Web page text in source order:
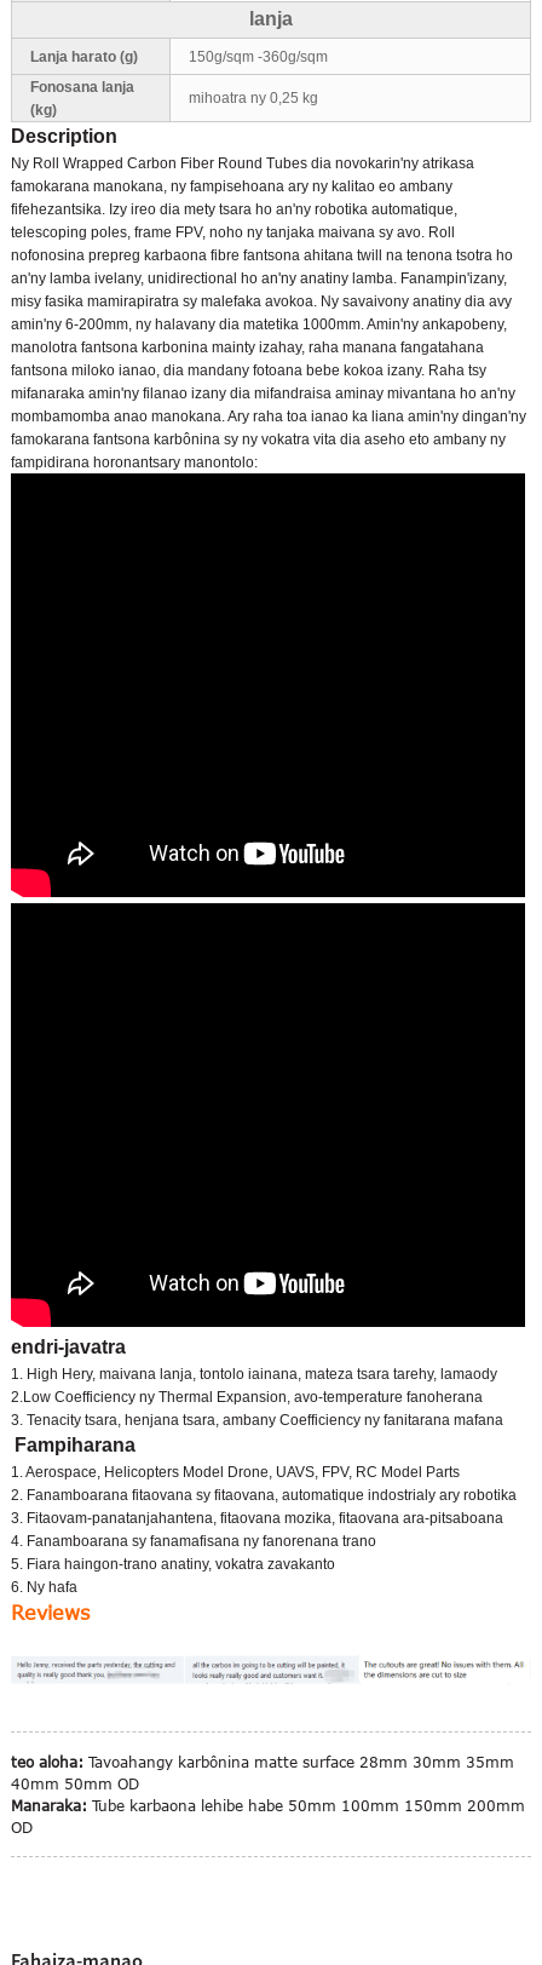
lanja
Lanja harato (g)
150g/sqm -360g/sqm
Fonosana lanja
(kg)
mihoatra ny 0,25 kg
Description
Ny Roll Wrapped Carbon Fiber Round Tubes dia novokarin'ny atrikasa
famokarana manokana, ny fampisehoana ary ny kalitao eo ambany
fifehezantsika. Izy ireo dia mety tsara ho an'ny robotika automatique,
telescoping poles, frame FPV, noho ny tanjaka maivana sy avo. Roll
nofonosina prepreg karbaona fibre fantsona ahitana twill na tenona tsotra ho
an'ny lamba ivelany, unidirectional ho an'ny anatiny lamba. Fanampin'izany,
misy fasika mamirapiratra sy malefaka avokoa. Ny savaivony anatiny dia avy
amin'ny 6-200mm, ny halavany dia matetika 1000mm. Amin'ny ankapobeny,
manolotra fantsona karbonina mainty izahay, raha manana fangatahana
fantsona miloko ianao, dia mandany fotoana bebe kokoa izany. Raha tsy
mifanaraka amin'ny filanao izany dia mifandraisa aminay mivantana ho an'ny
mombamomba anao manokana. Ary raha toa ianao ka liana amin'ny dingan'ny
famokarana fantsona karbônina sy ny vokatra vita dia aseho eto ambany ny
fampidirana horonantsary manontolo:
endri-javatra
1. High Hery, maivana lanja, tontolo iainana, mateza tsara tarehy, lamaody
2.Low Coefficiency ny Thermal Expansion, avo-temperature fanoherana
3. Tenacity tsara, henjana tsara, ambany Coefficiency ny fanitarana mafana
Fampiharana
1. Aerospace, Helicopters Model Drone, UAVS, FPV, RC Model Parts
2. Fanamboarana fitaovana sy fitaovana, automatique indostrialy ary robotika
3. Fitaovam-panatanjahantena, fitaovana mozika, fitaovana ara-pitsaboana
4. Fanamboarana sy fanamafisana ny fanorenana trano
5. Fiara haingon-trano anatiny, vokatra zavakanto
6. Ny hafa
Reviews
teo aloha: Tavoahangy karbônina matte surface 28mm 30mm 35mm
40mm 50mm OD
Manaraka: Tube karbaona lehibe habe 50mm 100mm 150mm 200mm
OD
Fahaiza-manao